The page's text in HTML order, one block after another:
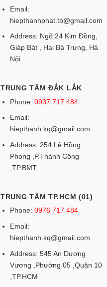
Email:
hiepthanhphat.tb@gmail.com
Address: Ngõ 24 Kim Đồng,
Giáp Bát , Hai Bà Trưng, Hà
Nội
TRUNG TÂM ĐẮK LẮK
Phone: 0937 717 484
Email:
hiepthanh.kq@gmail.com
Address: 254 Lê Hồng
Phong ,P.Thành Công
,TP.BMT
TRUNG TÂM TP.HCM (01)
Phone: 0976 717 484
Email:
hiepthanh.kq@gmail.com
Address: 545 An Dương
Vương ,Phường 05 ,Quận 10
,TP.HCM